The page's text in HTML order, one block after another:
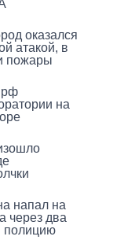
оказался
атакой, в
пожары
рф
на
напал на
через два
полицию